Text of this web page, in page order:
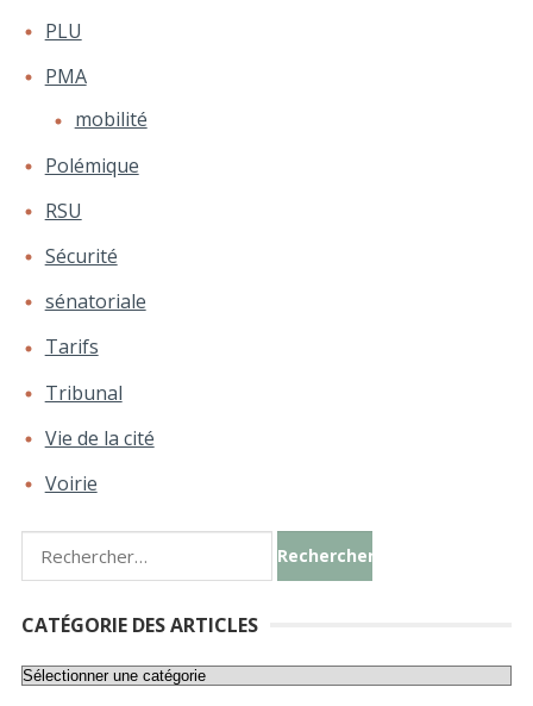
PLU
PMA
mobilité
Polémique
RSU
Sécurité
sénatoriale
Tarifs
Tribunal
Vie de la cité
Voirie
Rechercher :
CATÉGORIE DES ARTICLES
Catégorie